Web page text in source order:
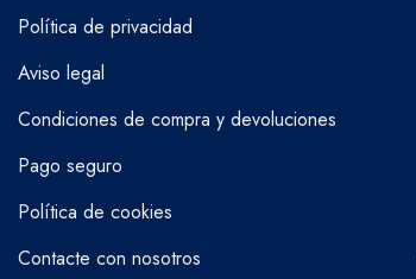
Política de privacidad
Aviso legal
Condiciones de compra y devoluciones
Pago seguro
Política de cookies
Contacte con nosotros